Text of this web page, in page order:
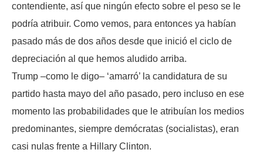
contendiente, así que ningún efecto sobre el peso se le
podría atribuir. Como vemos, para entonces ya habían
pasado más de dos años desde que inició el ciclo de
depreciación al que hemos aludido arriba.
Trump –como le digo– ‘amarró’ la candidatura de su
partido hasta mayo del año pasado, pero incluso en ese
momento las probabilidades que le atribuían los medios
predominantes, siempre demócratas (socialistas), eran
casi nulas frente a Hillary Clinton.